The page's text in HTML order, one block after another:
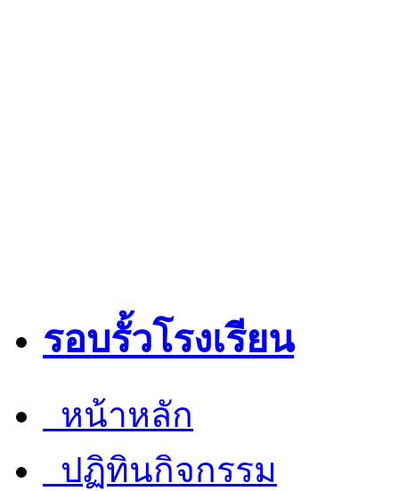
รอบรั้วโรงเรียน
หน้าหลัก
ปฏิทินกิจกรรม